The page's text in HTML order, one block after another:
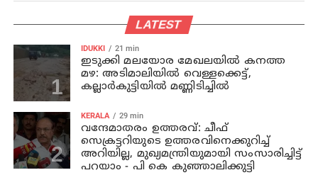
LATEST
IDUKKI 21 min
ഇടുക്കി മലയോര മേഖലയിൽ കനത്ത
മഴ: അടിമാലിയിൽ വെള്ളക്കെട്ട്,
കല്ലാർകുട്ടിയിൽ മണ്ണിടിച്ചിൽ
KERALA 29 min
വന്ദേമാതരം ഉത്തരവ്: ചീഫ്
സെക്രട്ടറിയുടെ ഉത്തരവിനെക്കുറിച്ച്
അറിയില്ല, മുഖ്യമന്ത്രിയുമായി സംസാരിച്ചിട്ട്
പറയാം - പി കെ കുഞ്ഞാലിക്കുട്ടി